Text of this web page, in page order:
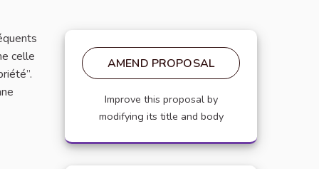
celle
AMEND PROPOSAL
Improve this proposal by
modifying its title and body